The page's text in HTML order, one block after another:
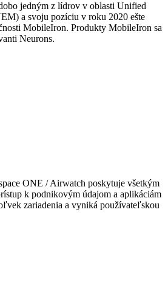
jedným z lídrov v oblasti Unified
a svoju pozíciu v roku 2020 ešte
MobileIron. Produkty MobileIron sa
Neurons.
ONE / Airwatch poskytuje všetkým
k podnikovým údajom a aplikáciám
zariadenia a vyniká používateľskou